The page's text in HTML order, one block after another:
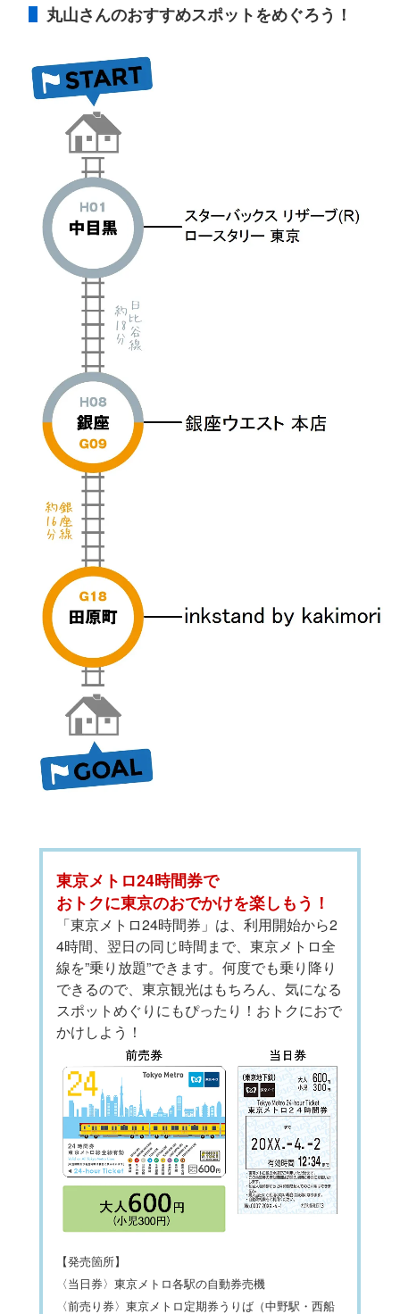
丸山さんのおすすめスポットをめぐろう！
東京メトロ24時間券で
おトクに東京のおでかけを楽しもう！
「東京メトロ24時間券」は、利用開始から2
4時間、翌日の同じ時間まで、東京メトロ全
線を”乗り放題”できます。何度でも乗り降り
できるので、東京観光はもちろん、気になる
スポットめぐりにもぴったり！おトクにおで
かけしよう！
【発売箇所】
〈当日券〉東京メトロ各駅の自動券売機
〈前売り券〉東京メトロ定期券うりば（中野駅・西船